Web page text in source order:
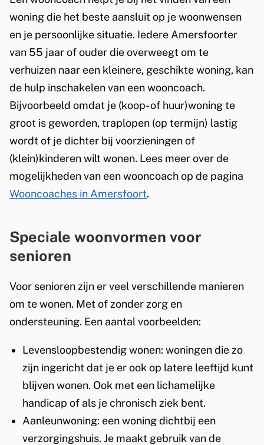
n
)
e
r
n
)
t
e
r
n
)
e
x
t
e
r
n
)
i
s
e
x
t
e
r
n
)
woning die het beste aansluit op je woonwensen
en je persoonlijke situatie. Iedere Amersfoorter
van 55 jaar of ouder die overweegt om te
verhuizen naar een kleinere, geschikte woning, kan
de hulp inschakelen van een wooncoach.
Bijvoorbeeld omdat je (koop- of huur)woning te
groot is geworden, traplopen (op termijn) lastig
wordt of je dichter bij voorzieningen of
(klein)kinderen wilt wonen. Lees meer over de
mogelijkheden van een wooncoach op de pagina
Wooncoaches in Amersfoort.
Speciale woonvormen voor
senioren
Voor senioren zijn er veel verschillende manieren
om te wonen. Met of zonder zorg en
ondersteuning. Een aantal voorbeelden:
Levensloopbestendig wonen: woningen die zo
zijn ingericht dat je er ook op latere leeftijd kunt
blijven wonen. Ook met een lichamelijke
handicap of als je chronisch ziek bent.
Aanleunwoning: een woning dichtbij een
verzorgingshuis. Je maakt gebruik van de